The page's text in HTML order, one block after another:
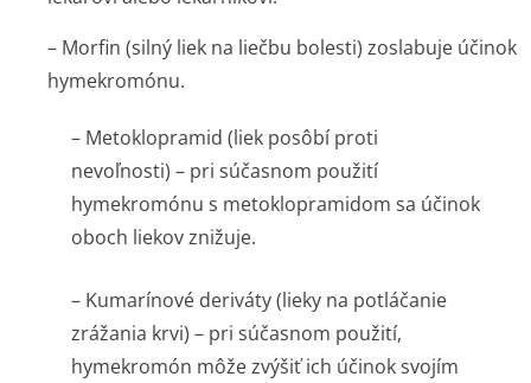
– Morfin (silný liek na liečbu bolesti) zoslabuje účinok
hymekromónu.
– Metoklopramid (liek posôbí proti
nevoľnosti) – pri súčasnom použití
hymekromónu s metoklopramidom sa účinok
oboch liekov znižuje.
– Kumarínové deriváty (lieky na potláčanie
zrážania krvi) – pri súčasnom použití,
hymekromón môže zvýšiť ich účinok svojím